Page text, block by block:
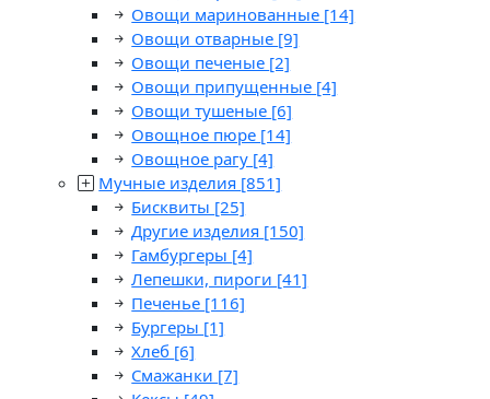
Овощи маринованные [14]
Овощи отварные [9]
Овощи печеные [2]
Овощи припущенные [4]
Овощи тушеные [6]
Овощное пюре [14]
Овощное рагу [4]
Мучные изделия [851]
Бисквиты [25]
Другие изделия [150]
Гамбургеры [4]
Лепешки, пироги [41]
Печенье [116]
Бургеры [1]
Хлеб [6]
Смажанки [7]